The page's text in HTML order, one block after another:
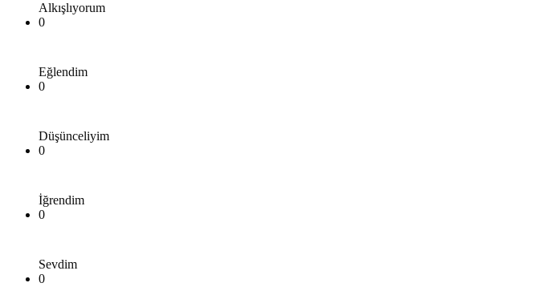
Alkışlıyorum
0
Eğlendim
0
Düşünceliyim
0
İğrendim
0
Sevdim
0